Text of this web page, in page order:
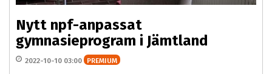
Nytt npf-anpassat
gymnasieprogram i Jämtland
2022-10-10 03:00 PREMIUM